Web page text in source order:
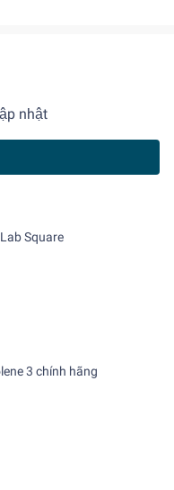
nhật
Square
3 chính hãng